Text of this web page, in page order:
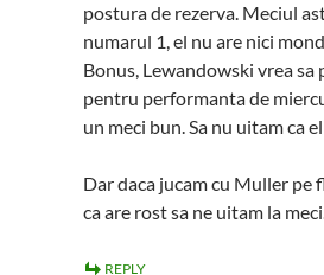
postura de rezerva. Meciul
numarul 1, el nu are nici
Bonus, Lewandowski vrea sa
pentru performanta de
un meci bun. Sa nu uitam ca
Dar daca jucam cu Muller pe
ca are rost sa ne uitam la
REPLY